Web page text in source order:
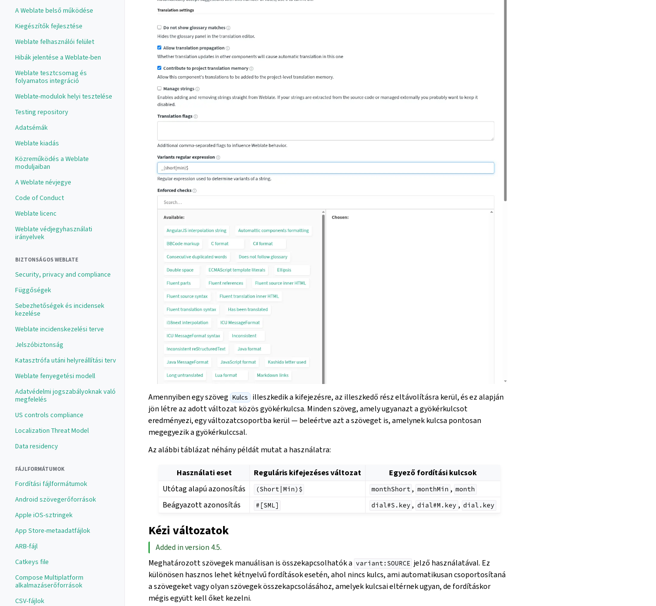
A Weblate belső működése
Kiegészítők fejlesztése
Weblate felhasználói felület
Hibák jelentése a Weblate-ben
Weblate tesztcsomag és
folyamatos integráció
Weblate-modulok helyi tesztelése
Testing repository
Adatsémák
Weblate kiadás
Közreműködés a Weblate
moduljaiban
A Weblate névjegye
Code of Conduct
Weblate licenc
Weblate védjegyhasználati
irányelvek
BIZTONSÁGOS WEBLATE
Security, privacy and compliance
Függőségek
Sebezhetőségek és incidensek
kezelése
Weblate incidenskezelési terve
Jelszóbiztonság
Katasztrófa utáni helyreállítási terv
Weblate fenyegetési modell
Adatvédelmi jogszabályoknak való
megfelelés
US controls compliance
Localization Threat Model
Data residency
FÁJLFORMÁTUMOK
Fordítási fájlformátumok
Android szövegerőforrások
Apple iOS-sztringek
App Store-metaadatfájlok
ARB-fájl
Catkeys file
Compose Multiplatform
alkalmazáserőforrások
CSV-fájlok
Amennyiben egy szöveg Kulcs illeszkedik a kifejezésre, az illeszkedő rész eltávolításra kerül, és ez alapján
jön létre az adott változat közös gyökérkulcsa. Minden szöveg, amely ugyanazt a gyökérkulcsot
eredményezi, egy változatcsoportba kerül — beleértve azt a szöveget is, amelynek kulcsa pontosan
megegyezik a gyökérkulccsal.
Az alábbi táblázat néhány példát mutat a használatra:
Használati eset Reguláris kifejezéses változat
Egyező fordítási kulcsok
Utótag alapú azonosítás
(Short|Min)$ monthShort , monthMin , month
Beágyazott azonosítás #[SML] dial#S.key , dial#M.key , dial.key
Kézi változatok
Added in version 4.5.
Meghatározott szövegek manuálisan is összekapcsolhatók a variant:SOURCE jelző használatával. Ez
különösen hasznos lehet kétnyelvű fordítások esetén, ahol nincs kulcs, ami automatikusan csoportosítaná
a szövegeket vagy olyan szövegek összekapcsolásához, amelyek kulcsai eltérnek ugyan, de fordításkor
mégis együtt kell őket kezelni.